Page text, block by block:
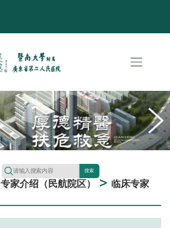
搜索
专家介绍（民航院区） > 临床专家